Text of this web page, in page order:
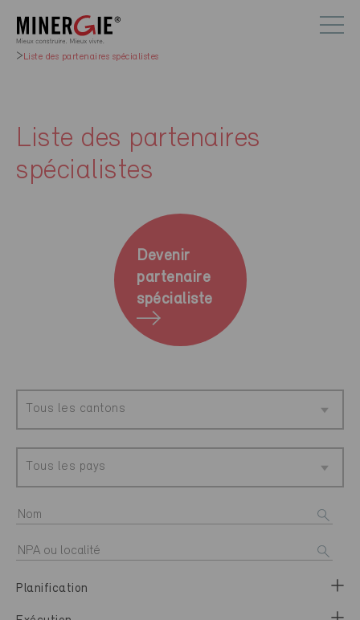
Liste des partenaires spécialistes
Liste des partenaires
spécialistes
Devenir
partenaire
spécialiste
Tous les cantons
Tous les pays
Planification